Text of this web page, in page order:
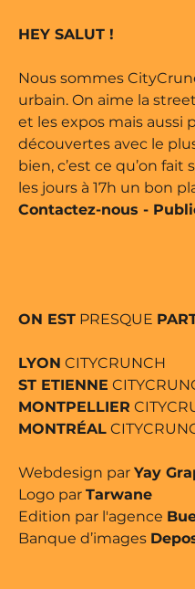
par
HEY SALUT !
Nous sommes
urbain. On aime la
et les expos mais aussi
découvertes avec le
bien, c’est ce qu’on
les jours à 17h un bon
Contactez-nous -
ON EST PRESQUE
LYON CITYCRUNCH
ST ETIENNE
MONTPELLIER
MONTRÉAL
Webdesign par Yay
Logo par Tarwane
Edition par l'agence
Banque d’images